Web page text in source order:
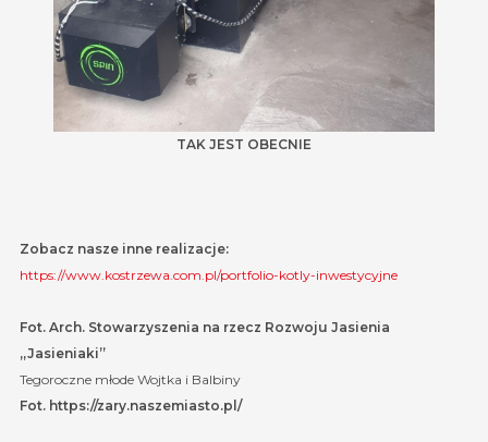
TAK JEST OBECNIE
Zobacz nasze inne realizacje:
https://www.kostrzewa.com.pl/portfolio-kotly-inwestycyjne
Fot. Arch. Stowarzyszenia na rzecz Rozwoju Jasienia
„Jasieniaki”
Tegoroczne młode Wojtka i Balbiny
Fot. https://zary.naszemiasto.pl/